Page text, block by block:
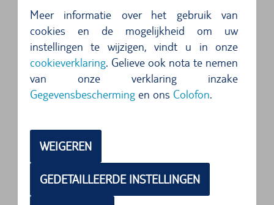
Meer informatie over het gebruik van
cookies en de mogelijkheid om uw
instellingen te wijzigen, vindt u in onze
cookieverklaring. Gelieve ook nota te nemen
van onze verklaring inzake
Gegevensbeschermingen ons Colofon.
WEIGEREN
GEDETAILLEERDE INSTELLINGEN
Thrifty Griechenland
Airport Desk At Arrivals Hall
19004 Athene
5 van 5 sterren
Sehr hilfreiches Personal! ...
Top Zustand ...
5 van 5 sterren
Übergabe und Rückgabe problemlos....